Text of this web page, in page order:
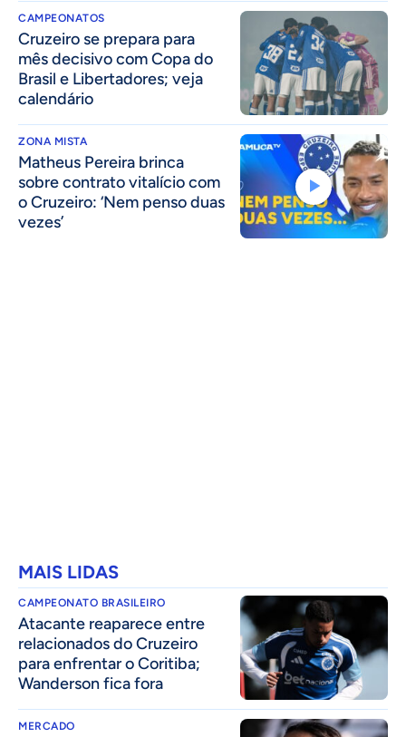
CAMPEONATOS
Cruzeiro se prepara para
mês decisivo com Copa do
Brasil e Libertadores; veja
calendário
ZONA MISTA
Matheus Pereira brinca
sobre contrato vitalício com
o Cruzeiro: ‘Nem penso duas
vezes’
MAIS LIDAS
CAMPEONATO BRASILEIRO
Atacante reaparece entre
relacionados do Cruzeiro
para enfrentar o Coritiba;
Wanderson fica fora
MERCADO